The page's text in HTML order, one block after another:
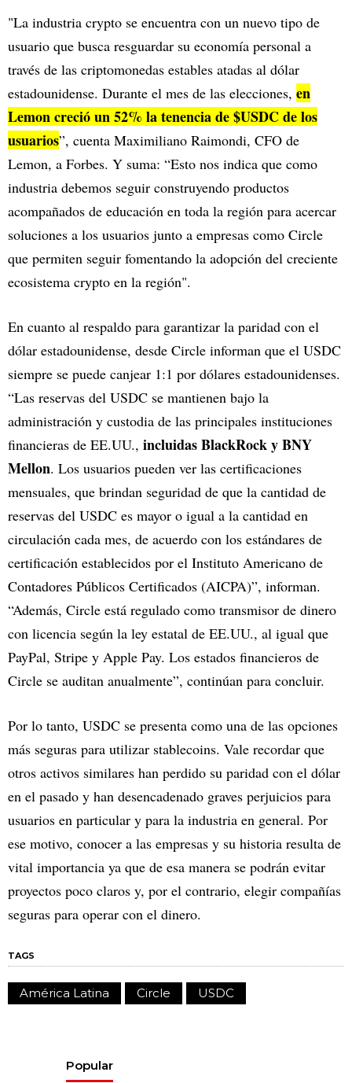
"La industria crypto se encuentra con un nuevo tipo de
usuario que busca resguardar su economía personal a
través de las criptomonedas estables atadas al dólar
estadounidense. Durante el mes de las elecciones, en
Lemon creció un 52% la tenencia de $USDC de los
usuarios”, cuenta Maximiliano Raimondi, CFO de
Lemon, a Forbes. Y suma: “Esto nos indica que como
industria debemos seguir construyendo productos
acompañados de educación en toda la región para acercar
soluciones a los usuarios junto a empresas como Circle
que permiten seguir fomentando la adopción del creciente
ecosistema crypto en la región".
En cuanto al respaldo para garantizar la paridad con el
dólar estadounidense, desde Circle informan que el USDC
siempre se puede canjear 1:1 por dólares estadounidenses.
“Las reservas del USDC se mantienen bajo la
administración y custodia de las principales instituciones
financieras de EE.UU., incluidas BlackRock y BNY
Mellon. Los usuarios pueden ver las certificaciones
mensuales, que brindan seguridad de que la cantidad de
reservas del USDC es mayor o igual a la cantidad en
circulación cada mes, de acuerdo con los estándares de
certificación establecidos por el Instituto Americano de
Contadores Públicos Certificados (AICPA)”, informan.
“Además, Circle está regulado como transmisor de dinero
con licencia según la ley estatal de EE.UU., al igual que
PayPal, Stripe y Apple Pay. Los estados financieros de
Circle se auditan anualmente”, continúan para concluir.
Por lo tanto, USDC se presenta como una de las opciones
más seguras para utilizar stablecoins. Vale recordar que
otros activos similares han perdido su paridad con el dólar
en el pasado y han desencadenado graves perjuicios para
usuarios en particular y para la industria en general. Por
ese motivo, conocer a las empresas y su historia resulta de
vital importancia ya que de esa manera se podrán evitar
proyectos poco claros y, por el contrario, elegir compañías
seguras para operar con el dinero.
TAGS
América Latina Circle USDC
Popular